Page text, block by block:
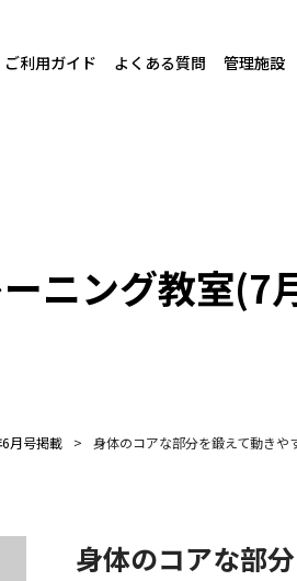
ご利用ガイド よくある質問 管理施設
ニング教室(7
6月号掲載 身体のコアな部分を鍛えて動きや
身体のコアな部